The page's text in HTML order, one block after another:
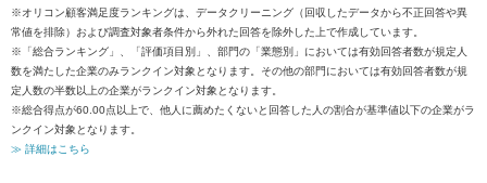
※オリコン顧客満足度ランキングは、データクリーニング（回収したデータから不正回答や異
常値を排除）および調査対象者条件から外れた回答を除外した上で作成しています。
※「総合ランキング」、「評価項目別」、部門の「業態別」においては有効回答者数が規定人
数を満たした企業のみランクイン対象となります。その他の部門においては有効回答者数が規
定人数の半数以上の企業がランクイン対象となります。
※総合得点が60.00点以上で、他人に薦めたくないと回答した人の割合が基準値以下の企業がラ
ンクイン対象となります。
≫ 詳細はこちら